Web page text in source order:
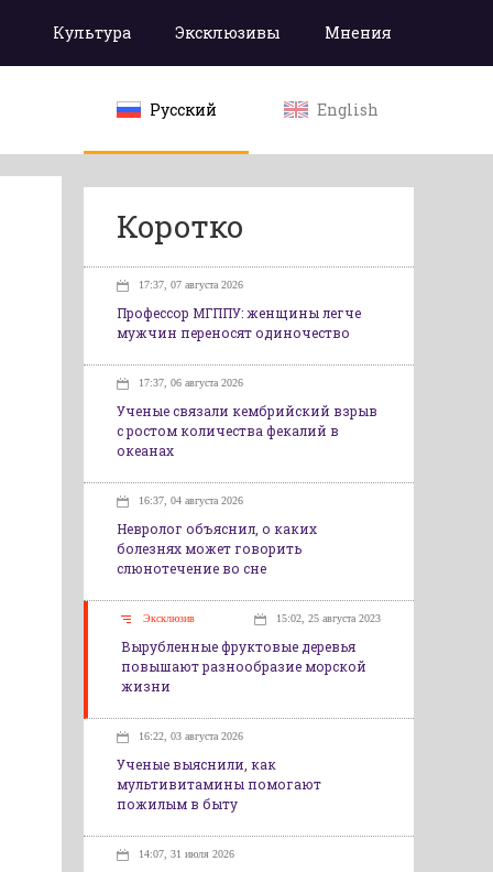
Культура Эксклюзивы Мнения
Русский English
Коротко
17:37, 07 августа 2026
Профессор МГППУ: женщины легче
мужчин переносят одиночество
17:37, 06 августа 2026
Ученые связали кембрийский взрыв
с ростом количества фекалий в
океанах
16:37, 04 августа 2026
Невролог объяснил, о каких
болезнях может говорить
слюнотечение во сне
Эксклюзив 15:02, 25 августа 2023
Вырубленные фруктовые деревья
повышают разнообразие морской
жизни
16:22, 03 августа 2026
Ученые выяснили, как
мультивитамины помогают
пожилым в быту
14:07, 31 июля 2026